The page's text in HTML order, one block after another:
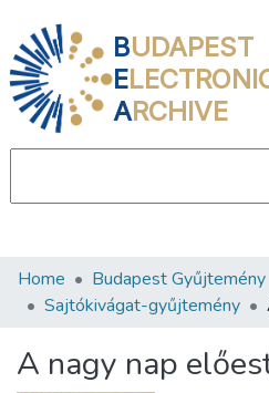
BUDAPEST
E
ARCHIVE
Communities & Collections
Statistics
Home Budapest Gyűjtemény
Sajtókivágat-gyűjtemény
A nagy nap